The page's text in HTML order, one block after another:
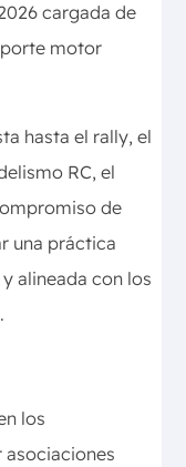
cargada de
motor
hasta el rally, el
RC, el
de
una práctica
alineada con los
los